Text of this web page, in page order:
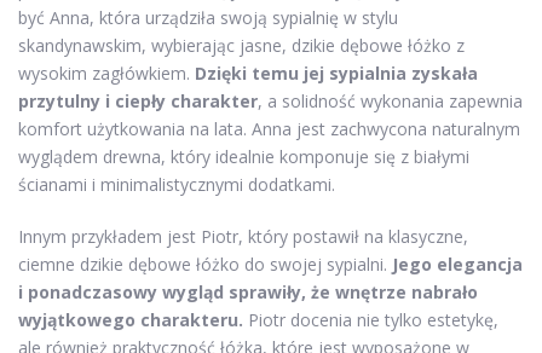
być Anna, która urządziła swoją sypialnię w stylu
skandynawskim, wybierając jasne, dzikie dębowe łóżko z
wysokim zagłówkiem. Dzięki temu jej sypialnia zyskała
przytulny i ciepły charakter, a solidność wykonania zapewnia
komfort użytkowania na lata. Anna jest zachwycona naturalnym
wyglądem drewna, który idealnie komponuje się z białymi
ścianami i minimalistycznymi dodatkami.
Innym przykładem jest Piotr, który postawił na klasyczne,
ciemne dzikie dębowe łóżko do swojej sypialni. Jego elegancja
i ponadczasowy wygląd sprawiły, że wnętrze nabrało
wyjątkowego charakteru. Piotr docenia nie tylko estetykę,
ale również praktyczność łóżka, które jest wyposażone w